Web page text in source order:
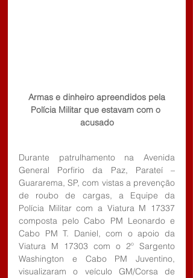
Armas e dinheiro apreendidos pela
Polícia Militar que estavam com o
acusado
Durante patrulhamento na Avenida
General Porfirio da Paz, Parateí –
Guararema, SP, com vistas a prevenção
de roubo de cargas, a Equipe da
Polícia Militar com a Viatura M 17337
composta pelo Cabo PM Leonardo e
Cabo PM T. Daniel, com o apoio da
Viatura M 17303 com o 2º Sargento
Washington e Cabo PM Juventino,
visualizaram o veículo GM/Corsa de